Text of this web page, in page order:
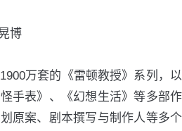
博
万套的《雷顿教授》系列，以
手表》、《幻想生活》等多部作
原案、剧本撰写与制作人等多个